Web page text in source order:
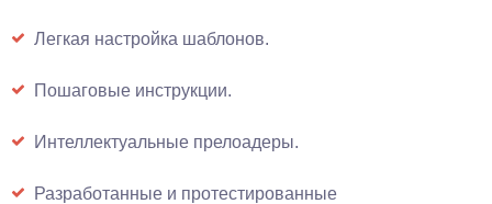
Легкая настройка шаблонов.
Пошаговые инструкции.
Интеллектуальные прелоадеры.
Разработанные и протестированные